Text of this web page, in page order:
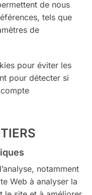
de nous
tels que
de
pour éviter les
pour détecter si
notamment
Web à analyser la